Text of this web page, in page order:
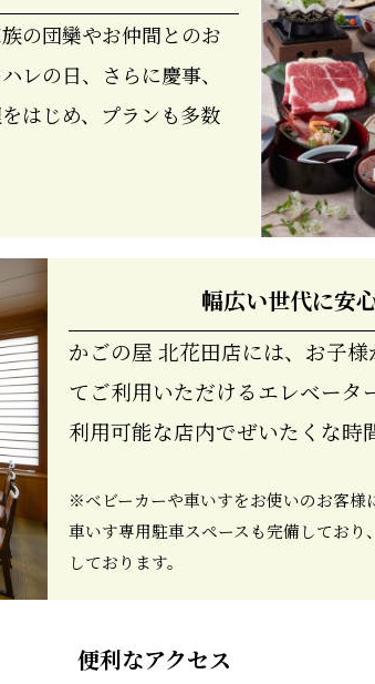
の団欒やお仲間とのお
レの日、さらに慶事、
はじめ、プランも多数
幅広い世代に安
かごの屋 北花田店には、お子
てご利用いただけるエレベータ
利用可能な店内でぜいたくな時
※ベビーカーや車いすをお使いのお客様
車いす専用駐車スペースも完備してお
しております。
便利なアクセス